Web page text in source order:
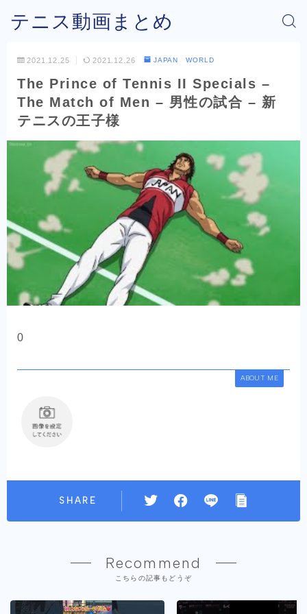
テニス動画まとめ
2021.12.25 2021.12.26 JAPAN WORLD
The Prince of Tennis II Specials –
The Match of Men – 男性の試合 – 新
テニスの王子様
0
ABOUT ME
SHARE
Recommend
こちらの記事もどうぞ